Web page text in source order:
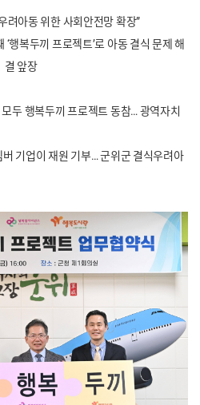
려아동 위한 사회안전망 확장”
행복두끼 프로젝트’로 아동 결식 문제 해
결 앞장
두 행복두끼 프로젝트 동참… 광역자치
버 기업이 재원 기부…군위군 결식우려아